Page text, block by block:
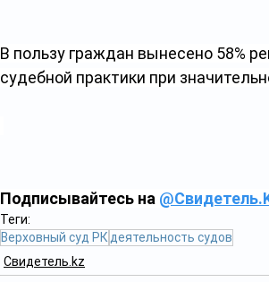
В пользу граждан вынесено 58%
судебной практики при
Подписывайтесь на @
Теги:
Верховный суд РК деятельность судов
Свидетель.kz